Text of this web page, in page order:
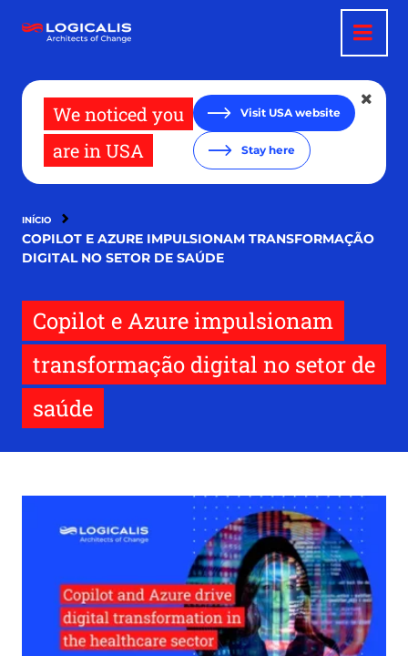
para
We noticed you
are in USA
Visit USA website
Stay here
INÍCIO
COPILOT E AZURE IMPULSIONAM TRANSFORMAÇÃO
DIGITAL NO SETOR DE SAÚDE
Copilot e Azure impulsionam
transformação digital no setor de
saúde